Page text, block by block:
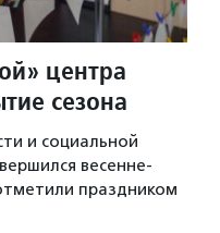
центра
сезона
и социальной
весенне-
праздником